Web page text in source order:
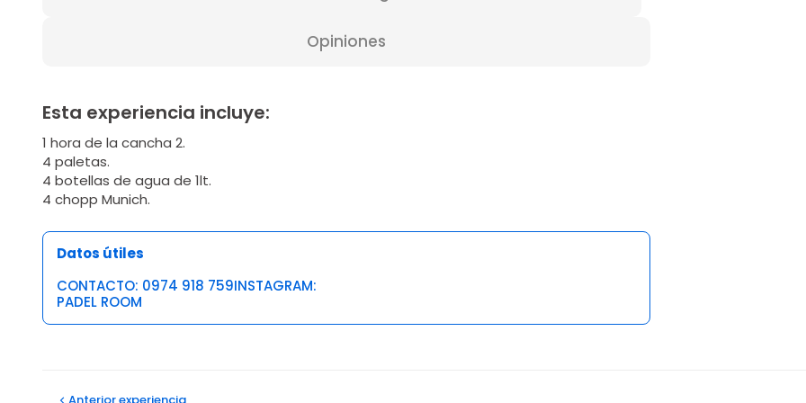
Opiniones
Esta experiencia incluye:
1 hora de la cancha 2.
4 paletas.
4 botellas de agua de 1lt.
4 chopp Munich.
Datos útiles
CONTACTO: 0974 918 759INSTAGRAM:
PADEL ROOM